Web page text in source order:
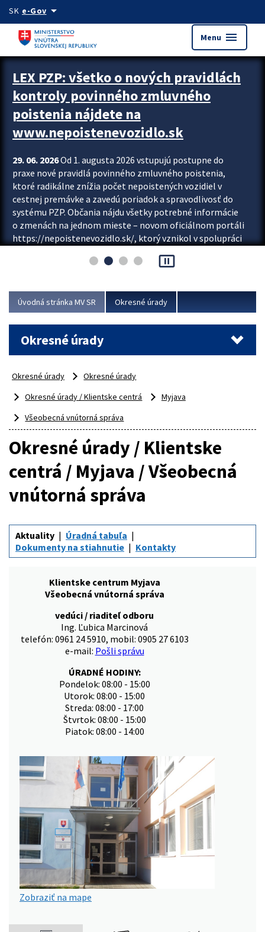
Preskocit na hlavný obsah
SK e-Govarrow_drop_down
Menu menu
Zastavit automatický posun upútavok
LEX PZP: všetko o nových pravidlách
kontroly povinného zmluvného
poistenia nájdete na
www.nepoistenevozidlo.sk
29. 06. 2026Od 1. augusta 2026 vstupujú postupne do
praxe nové pravidlá povinného zmluvného poistenia,
ktoré radikálne znížia počet nepoistených vozidiel v
cestnej premávke a zavedú poriadok a spravodlivosť do
systému PZP. Občania nájdu všetky potrebné informácie
o zmenách na jednom mieste – novom oficiálnom portáli
https://nepoistenevozidlo.sk/, ktorý vznikol v spolupráci
asociácie poisťovní (SLASPO) a Ministerstva vnútra SR.
Viac
pause_presentation
Úvodná stránka MV SR Okresné úrady
Okresné úrady
Okresné úrady
Okresné úrady
Okresné úrady / Klientske centrá
Myjava
Všeobecná vnútorná správa
Okresné úrady / Klientske
centrá / Myjava / Všeobecná
vnútorná správa
Aktuality
Úradná tabuľa
Dokumenty na stiahnutie
Kontakty
Klientske centrum Myjava
Všeobecná vnútorná správa
vedúci / riaditeľ odboru
Ing. Ľubica Marcinová
telefón: 0961 24 5910, mobil: 0905 27 6103
e-mail: Pošli správu
ÚRADNÉ HODINY:
Pondelok: 08:00 - 15:00
Utorok: 08:00 - 15:00
Streda: 08:00 - 17:00
Štvrtok: 08:00 - 15:00
Piatok: 08:00 - 14:00
Zobraziť na mape